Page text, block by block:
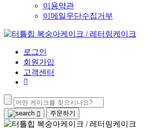
이용약관
이메일무단수집거부
로그인
회원가입
고객센터
주문하기